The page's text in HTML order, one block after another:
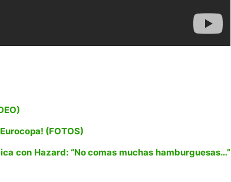
(FOTOS)
con Hazard: “No comas muchas hamburguesas…”